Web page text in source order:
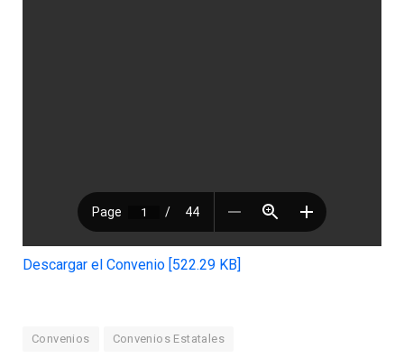
Descargar el Convenio [522.29 KB]
Convenios Convenios Estatales